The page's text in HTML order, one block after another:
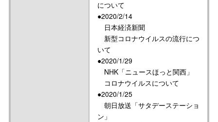
について
●2020/2/14
日本経済新聞
新型コロナウイルスの流行につ
いて
●2020/1/29
NHK「ニュースほっと関西」
コロナウイルスについて
●2020/1/25
朝日放送「サタデーステーショ
ン」